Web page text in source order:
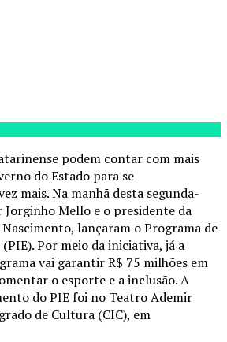
podem contar com mais
do Estado para se
mais. Na manhã desta segunda-
Mello e o presidente da
lançaram o Programa de
Por meio da iniciativa, já a
vai garantir R$ 75 milhões em
o esporte e a inclusão. A
do PIE foi no Teatro Ademir
de Cultura (CIC), em